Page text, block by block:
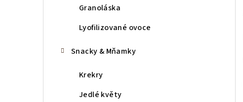
Granoláska
Lyofilizované ovoce
Snacky & Mňamky
Krekry
Jedlé květy